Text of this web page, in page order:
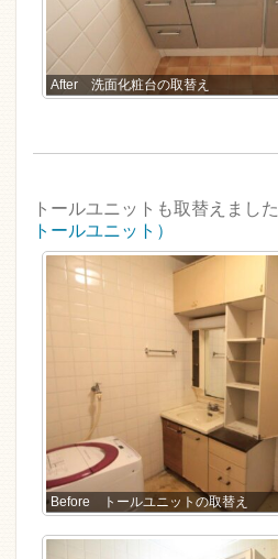
After 洗面化粧台の取替え
トールユニットも取替えました
トールユニット）
Before トールユニットの取替え